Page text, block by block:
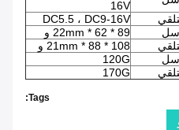
16V
DC5.5 ، DC9-16V
89 * 62 * 22mm و
108 * 88 * 21mm و
120G
170G
Tags: